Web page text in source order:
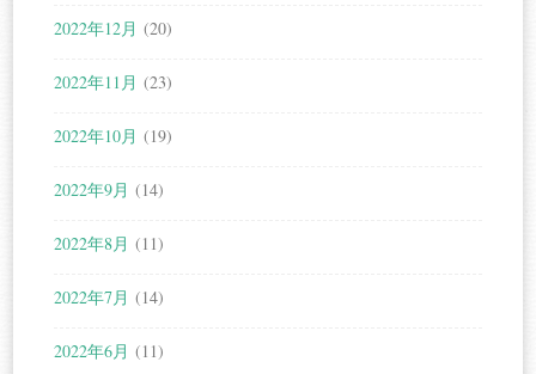
2022年12月 (20)
2022年11月 (23)
2022年10月 (19)
2022年9月 (14)
2022年8月 (11)
2022年7月 (14)
2022年6月 (11)